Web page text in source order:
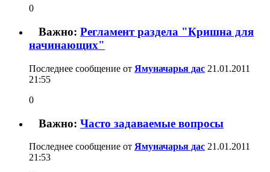
0
Важно: Регламент раздела "Кришна для
начинающих"
Последнее сообщение от Ямуначарья дас 21.01.2011
21:55
0
Важно: Часто задаваемые вопросы
Последнее сообщение от Ямуначарья дас 21.01.2011
21:53